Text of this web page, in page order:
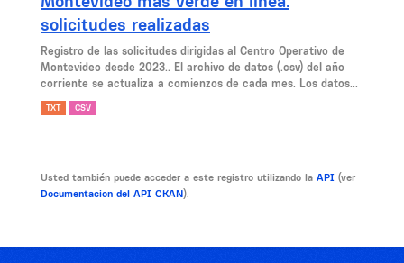
solicitudes realizadas
Registro de las solicitudes dirigidas al Centro Operativo de
Montevideo desde 2023.. El archivo de datos (.csv) del año
corriente se actualiza a comienzos de cada mes. Los datos...
TXT CSV
Usted también puede acceder a este registro utilizando la API (ver
Documentacion del API CKAN).